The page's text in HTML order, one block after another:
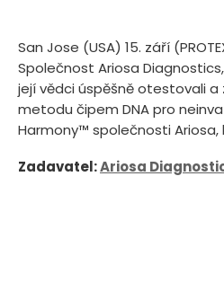
San Jose (USA) 15. září
Společnost Ariosa
její vědci úspěšně otestovali
metodu čipem DNA pro
Harmony™ společnosti Ariosa,
Zadavatel:Ariosa